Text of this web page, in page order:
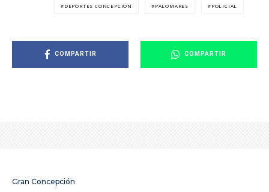
DEPORTES CONCEPCIÓN PALOMARES POLICIAL
COMPARTIR COMPARTIR
Gran Concepción